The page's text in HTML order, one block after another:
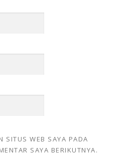
SITUS WEB SAYA PADA
SAYA BERIKUTNYA.